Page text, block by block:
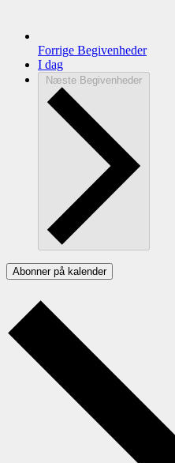
Forrige Begivenheder
I dag
Næste Begivenheder
Abonner på kalender